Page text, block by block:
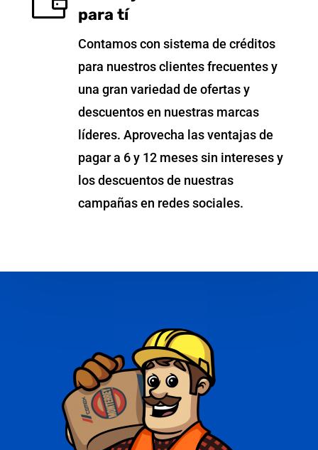
para tí
Contamos con sistema de créditos
para nuestros clientes frecuentes y
una gran variedad de ofertas y
descuentos en nuestras marcas
líderes. Aprovecha las ventajas de
pagar a 6 y 12 meses sin intereses y
los descuentos de nuestras
campañas en redes sociales.